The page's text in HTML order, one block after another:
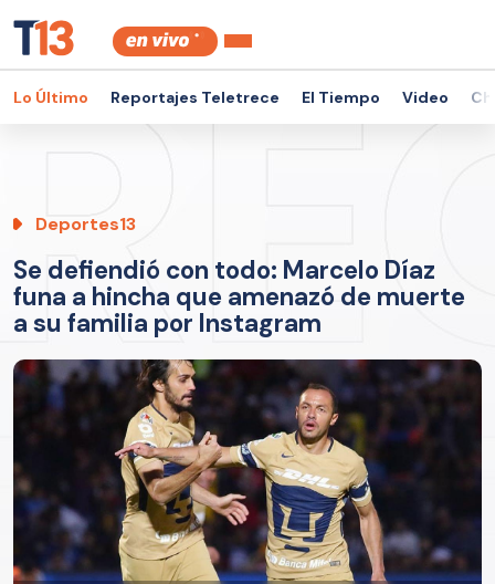
Lo Último Reportajes Teletrece El Tiempo Video
Deportes13
Se defiendió con todo: Marcelo Díaz
funa a hincha que amenazó de muerte
a su familia por Instagram